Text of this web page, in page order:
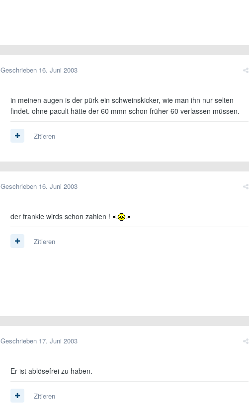
Geschrieben 16. Juni 2003
in meinen augen is der pürk ein schweinskicker, wie man ihn nur selten
findet. ohne pacult hätte der 60 mmn schon früher 60 verlassen müssen.
Zitieren
Geschrieben 16. Juni 2003
der frankie wirds schon zahlen !
Zitieren
Geschrieben 17. Juni 2003
Er ist ablösefrei zu haben.
Zitieren